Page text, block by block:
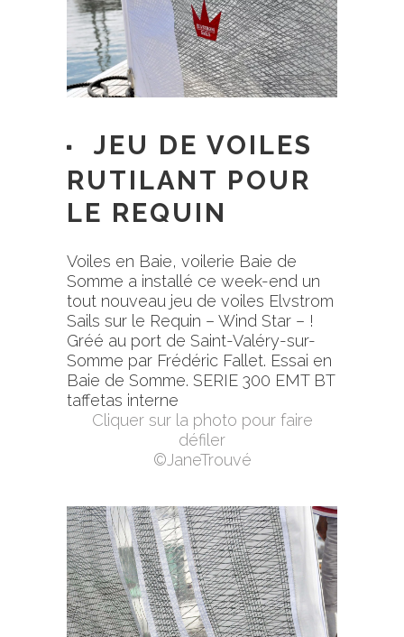
JEU DE VOILES
RUTILANT POUR
LE REQUIN
Voiles en Baie, voilerie Baie de
Somme a installé ce week-end un
tout nouveau jeu de voiles Elvstrom
Sails sur le Requin – Wind Star – !
Gréé au port de Saint-Valéry-sur-
Somme par Frédéric Fallet. Essai en
Baie de Somme. SERIE 300 EMT BT
taffetas interne
Cliquer sur la photo pour faire
défiler
©JaneTrouvé